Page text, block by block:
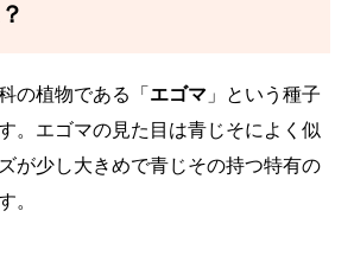
の植物である「 エゴマ 」という種子
。エゴマの見た目は青じそによく似
が少し大きめで青じその持つ特有の
。